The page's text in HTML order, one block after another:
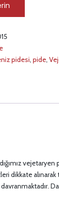
pidesi,pide,
dikkate